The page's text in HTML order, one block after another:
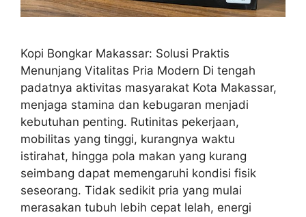
Kopi Bongkar Makassar: Solusi Praktis
Menunjang Vitalitas Pria Modern Di tengah
padatnya aktivitas masyarakat Kota Makassar,
menjaga stamina dan kebugaran menjadi
kebutuhan penting. Rutinitas pekerjaan,
mobilitas yang tinggi, kurangnya waktu
istirahat, hingga pola makan yang kurang
seimbang dapat memengaruhi kondisi fisik
seseorang. Tidak sedikit pria yang mulai
merasakan tubuh lebih cepat lelah, energi